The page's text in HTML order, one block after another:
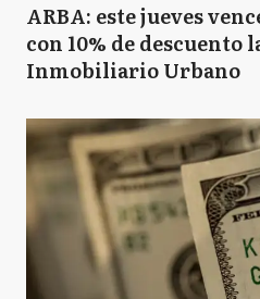
ARBA: este jueves
con 10% de descuento
Inmobiliario Urbano